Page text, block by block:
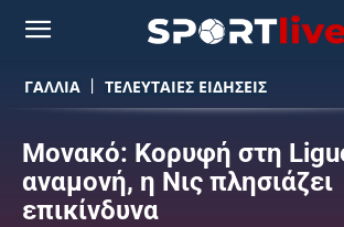
ΓΑΛΛΙΑ ΤΕΛΕΥΤΑΙΕΣ ΕΙΔΗΣΕΙΣ
Μονακό: Κορυφή στη
αναμονή, η Νις πλησιάζει
επικίνδυνα